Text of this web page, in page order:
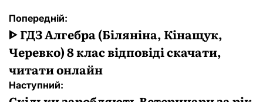
Навігація
записів
Попередній:
ᐈ ГДЗ Алгебра (Біляніна, Кінащук,
Черевко) 8 клас відповіді скачати,
читати онлайн
Наступний: